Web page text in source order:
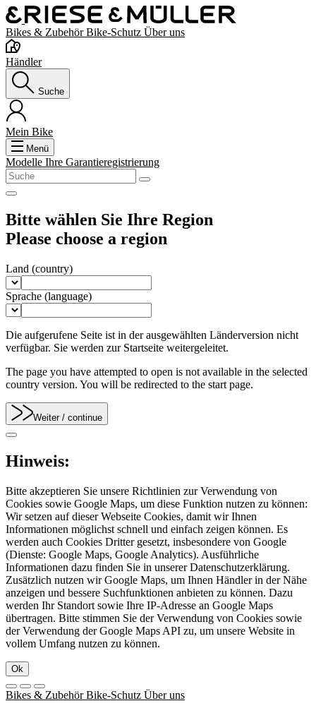
Bikes & ZubehörBike-Schutz Über uns
Händler
Suche
Mein Bike
Menü
Modelle Ihre Garantieregistrierung
Bitte wählen Sie Ihre Region
Please choose a region
Land (country)
Sprache (language)
Die aufgerufene Seite ist in der ausgewählten Länderversion nicht
verfügbar. Sie werden zur Startseite weitergeleitet.
The page you have attempted to open is not available in the selected
country version. You will be redirected to the start page.
Weiter / continue
Hinweis:
Bitte akzeptieren Sie unsere Richtlinien zur Verwendung von
Cookies sowie Google Maps, um diese Funktion nutzen zu können:
Wir setzen auf dieser Webseite Cookies, damit wir Ihnen
Informationen möglichst schnell und einfach zeigen können. Es
werden auch Cookies Dritter gesetzt, insbesondere von Google
(Dienste: Google Maps, Google Analytics). Ausführliche
Informationen dazu finden Sie in unserer Datenschutzerklärung.
Zusätzlich nutzen wir Google Maps, um Ihnen Händler in der Nähe
anzeigen und bessere Suchfunktionen anbieten zu können. Dazu
werden Ihr Standort sowie Ihre IP-Adresse an Google Maps
übertragen. Bitte stimmen Sie der Verwendung von Cookies sowie
der Verwendung der Google Maps API zu, um unsere Website in
vollem Umfang nutzen zu können.
Ok
Bikes & ZubehörBike-Schutz Über uns